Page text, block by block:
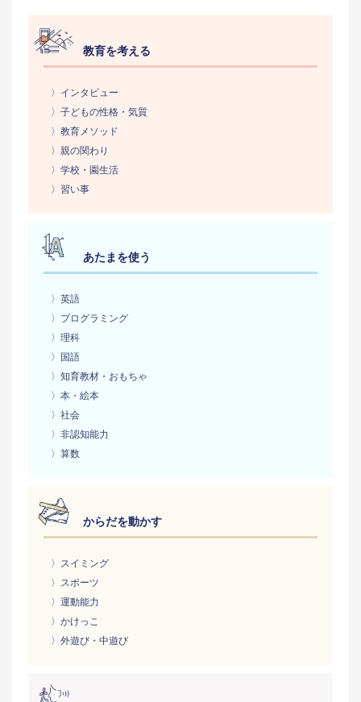
教育を考える
〉インタビュー
〉子どもの性格・気質
〉教育メソッド
〉親の関わり
〉学校・園生活
〉習い事
あたまを使う
〉英語
〉プログラミング
〉理科
〉国語
〉知育教材・おもちゃ
〉本・絵本
〉社会
〉非認知能力
〉算数
からだを動かす
〉スイミング
〉スポーツ
〉運動能力
〉かけっこ
〉外遊び・中遊び